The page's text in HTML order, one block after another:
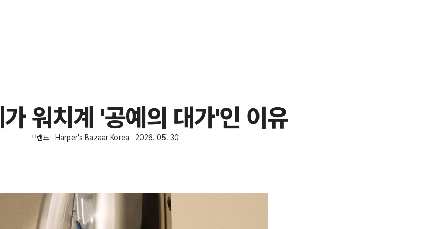
워치계 '공예의 대가'인 이유
브랜드 Harper's Bazaar Korea 2026. 05. 30